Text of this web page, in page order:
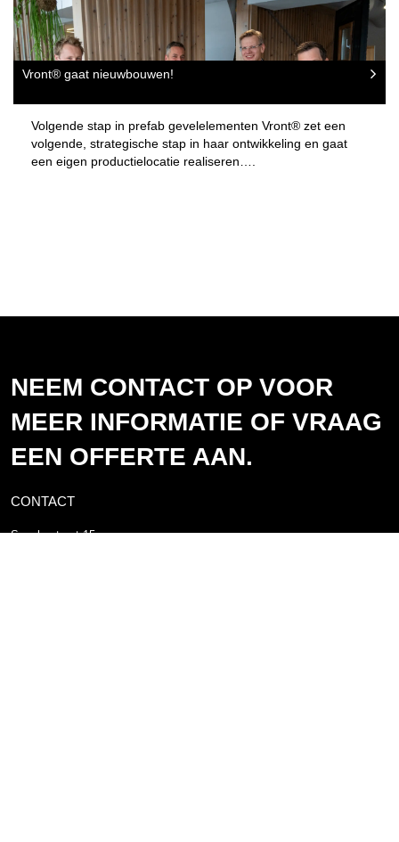
Vront® gaat nieuwbouwen!
Volgende stap in prefab gevelelementen Vront® zet een
volgende, strategische stap in haar ontwikkeling en gaat
een eigen productielocatie realiseren….
NEEM CONTACT OP VOOR
MEER INFORMATIE OF VRAAG
EEN OFFERTE AAN.
CONTACT
Spoelerstraat 15